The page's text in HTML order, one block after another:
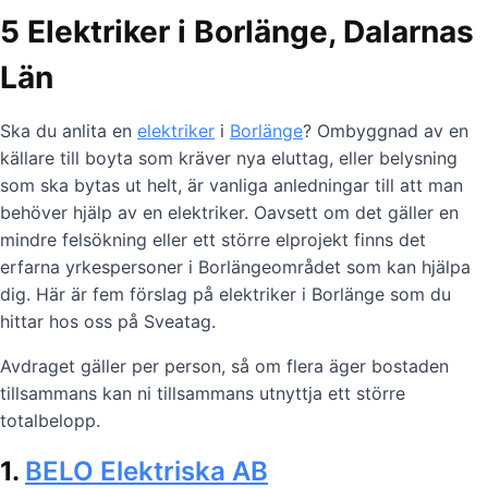
5 Elektriker i Borlänge, Dalarnas
Län
Ska du anlita en elektriker i Borlänge? Ombyggnad av en
källare till boyta som kräver nya eluttag, eller belysning
som ska bytas ut helt, är vanliga anledningar till att man
behöver hjälp av en elektriker. Oavsett om det gäller en
mindre felsökning eller ett större elprojekt finns det
erfarna yrkespersoner i Borlängeområdet som kan hjälpa
dig. Här är fem förslag på elektriker i Borlänge som du
hittar hos oss på Sveatag.
Avdraget gäller per person, så om flera äger bostaden
tillsammans kan ni tillsammans utnyttja ett större
totalbelopp.
1. BELO Elektriska AB